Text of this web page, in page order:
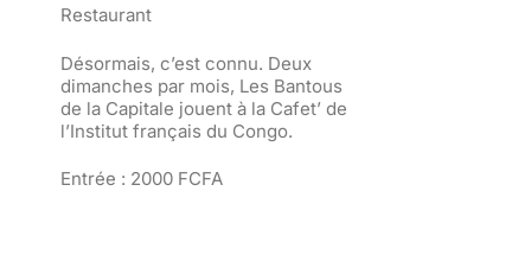
Désormais, c’est connu. Deux
dimanches par mois, Les Bantous
de la Capitale jouent à la Cafet’ de
l’Institut français du Congo.
Entrée : 2000 FCFA
Restaurant